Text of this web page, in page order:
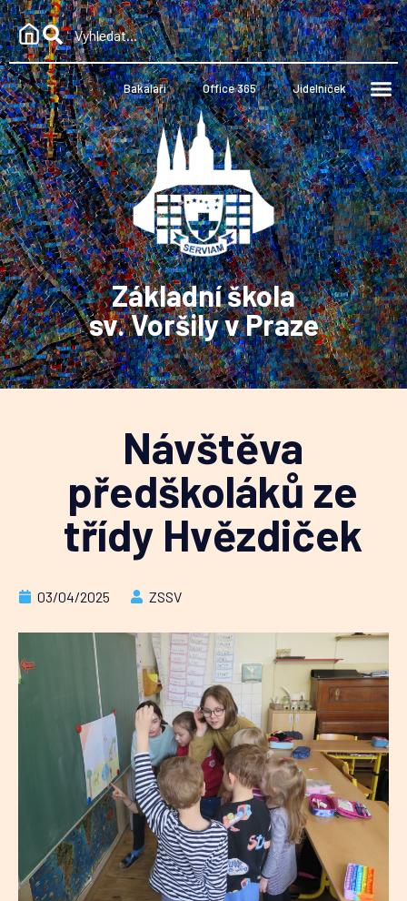
Bakaláři Office 365 Jídelníček
Základní škola
sv. Voršily v Praze
Návštěva
předškoláků ze
třídy Hvězdiček
03/04/2025 ZSSV